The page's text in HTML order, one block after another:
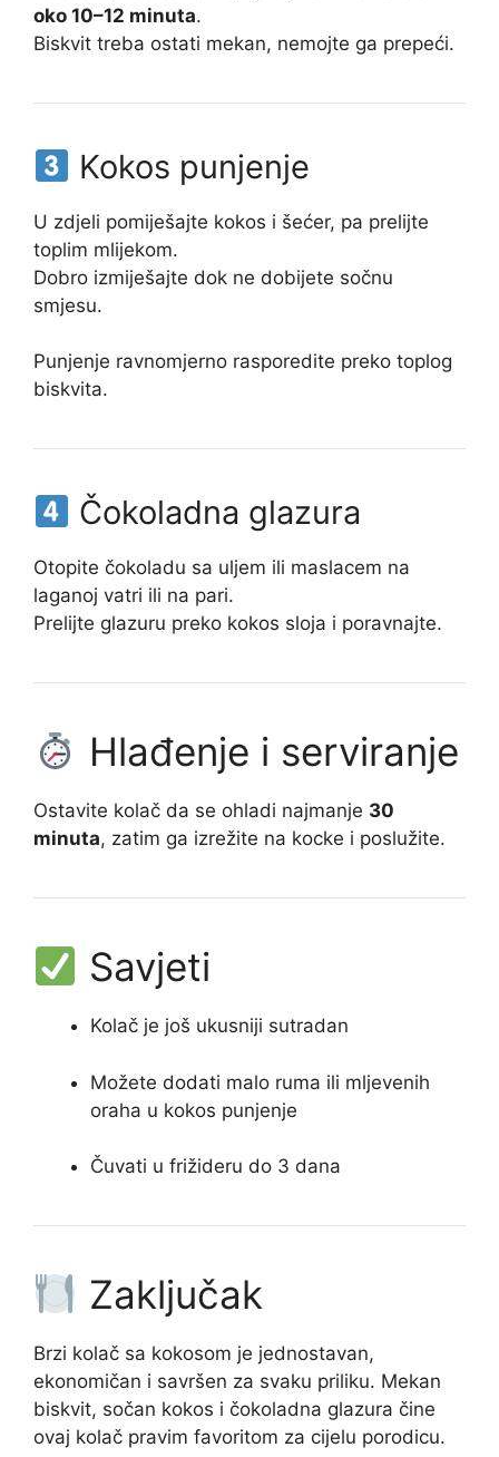
oko 10–12 minuta.
Biskvit treba ostati mekan, nemojte ga prepeći.
Kokos punjenje
U zdjeli pomiješajte kokos i šećer, pa prelijte
toplim mlijekom.
Dobro izmiješajte dok ne dobijete sočnu
smjesu.
Punjenje ravnomjerno rasporedite preko toplog
biskvita.
Čokoladna glazura
Otopite čokoladu sa uljem ili maslacem na
laganoj vatri ili na pari.
Prelijte glazuru preko kokos sloja i poravnajte.
Hlađenje i serviranje
Ostavite kolač da se ohladi najmanje 30
minuta, zatim ga izrežite na kocke i poslužite.
Savjeti
Kolač je još ukusniji sutradan
Možete dodati malo ruma ili mljevenih
oraha u kokos punjenje
Čuvati u frižideru do 3 dana
Zaključak
Brzi kolač sa kokosom je jednostavan,
ekonomičan i savršen za svaku priliku. Mekan
biskvit, sočan kokos i čokoladna glazura čine
ovaj kolač pravim favoritom za cijelu porodicu.